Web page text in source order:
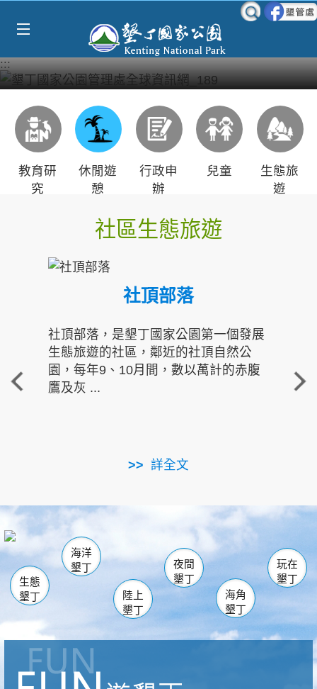
:::
教育研
究
休閒遊
憩
行政申
辦
兒童
生態旅
遊
社區生態旅遊
社頂部落
社頂部落，是墾丁國家公園第一個發展
生態旅遊的社區，鄰近的社頂自然公
園，每年9、10月間，數以萬計的赤腹
鷹及灰 ...
詳全文
重
走進
南仁湖
海生館
恆春 佳樂水
龍鑾潭自然中心 森林遊樂區
瓊麻館
關山 墾管處遊客中心
社頂公園 風吹沙
船帆石
白砂 龍磐公園
香蕉灣
砂島
鵝鑾鼻
生態
墾丁
海洋
墾丁
陸上
墾丁
夜間
墾丁
海角
墾丁
玩在
墾丁